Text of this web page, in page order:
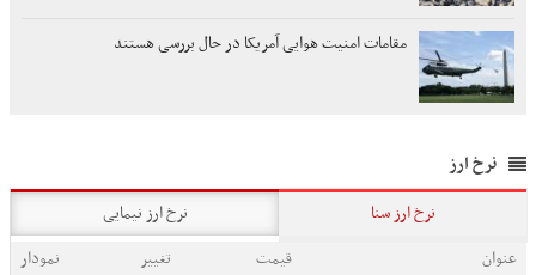
مقامات امنیت هوایی آمریکا در حال بررسی هستند
نرخ ارز
نرخ ارز سنا
نرخ ارز نیمایی
عنوان
قیمت تغییر
نمودار